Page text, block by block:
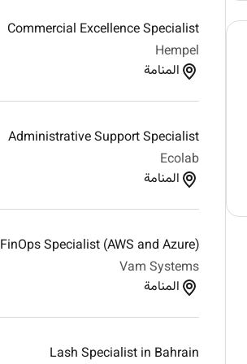
Commercial Excellence Specialist
Hempel
المنامة
Administrative Support Specialist
Ecolab
المنامة
FinOps Specialist (AWS and Azure)
Vam Systems
المنامة
Lash Specialist in Bahrain